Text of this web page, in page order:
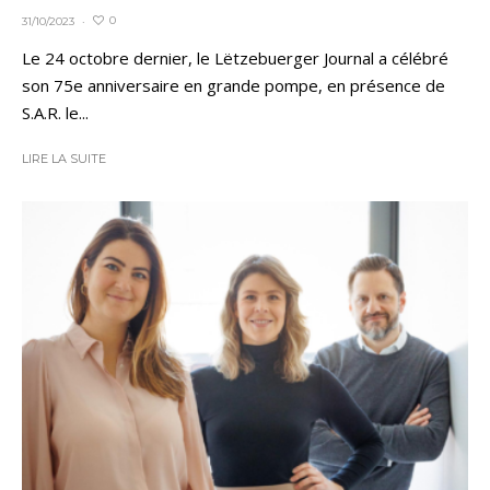
31/10/2023 · 0
Le 24 octobre dernier, le Lëtzebuerger Journal a célébré
son 75e anniversaire en grande pompe, en présence de
S.A.R. le...
LIRE LA SUITE